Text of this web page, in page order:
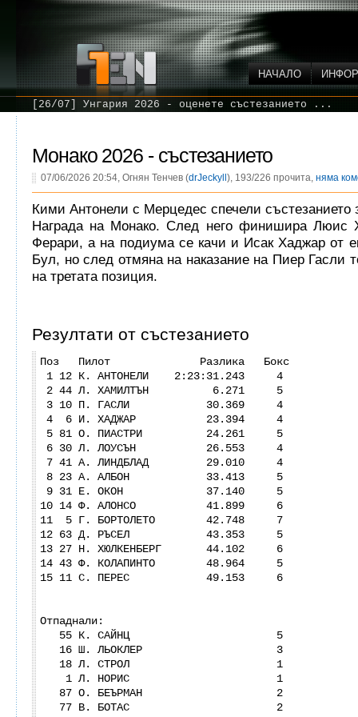
НАЧАЛО
[26/07] Унгария 2026 - оценете състезанието ...
Монако 2026 - състезанието
07/06/2026 20:54, Огнян Тенчев (drJeckyll ), 193/226 прочита, няма
Кими Антонели с Мерцедес спечели състезанието
Награда на Монако. След него финишира Люис
Ферари, а на подиума се качи и Исак Хаджар от
Бул, но след отмяна на наказание на Пиер Гасли
на третата позиция.
Резултати от състезанието
Поз Пилот Разлика Бокс
1 12 К. АНТОНЕЛИ 2:23:31.243 4
2 44 Л. ХАМИЛТЪН 6.271 5
3 10 П. ГАСЛИ 30.369 4
4 6 И. ХАДЖАР 23.394 4
5 81 О. ПИАСТРИ 24.261 5
6 30 Л. ЛОУСЪН 26.553 4
7 41 А. ЛИНДБЛАД 29.010 4
8 23 А. АЛБОН 33.413 5
9 31 Е. ОКОН 37.140 5
10 14 Ф. АЛОНСО 41.899 6
11 5 Г. БОРТОЛЕТО 42.748 7
12 63 Д. РЪСЕЛ 43.353 5
13 27 Н. ХЮЛКЕНБЕРГ 44.102 6
14 43 Ф. КОЛАПИНТО 48.964 5
15 11 С. ПЕРЕС 49.153 6
Отпаднали:
55 К. САЙНЦ 5
16 Ш. ЛЬОКЛЕР 3
18 Л. СТРОЛ 1
1 Л. НОРИС 1
87 О. БЕЪРМАН 2
77 В. БОТАС 2